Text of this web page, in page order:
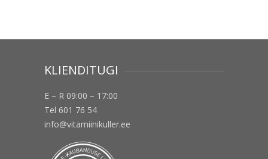
KLIENDITUGI
E – R 09:00 – 17:00
Tel 601 76 54
info@vitamiinikuller.ee